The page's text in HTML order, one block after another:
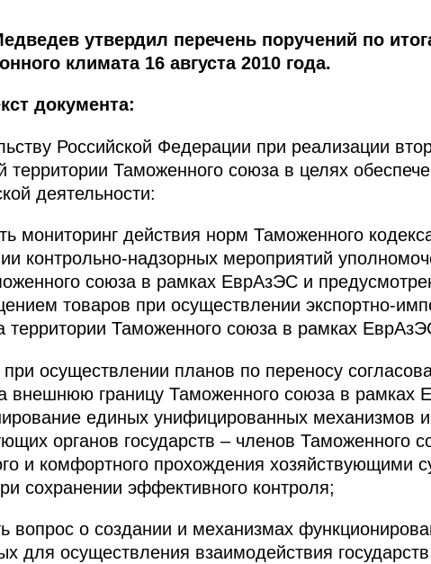
утвердил перечень поручений по
климата 16 августа 2010 года.
документа:
Российской Федерации при реализации
территории Таможенного союза в целях
деятельности:
мониторинг действия норм Таможенного
контрольно-надзорных мероприятий
союза в рамках ЕврАзЭС и
товаров при осуществлении экспортно-
территории Таможенного союза в рамках
при осуществлении планов по переносу
внешнюю границу Таможенного союза в рамках
единых унифицированных механизмов
органов государств – членов Таможенного
и комфортного прохождения хозяйствующими
сохранении эффективного контроля;
вопрос о создании и механизмах
для осуществления взаимодействия